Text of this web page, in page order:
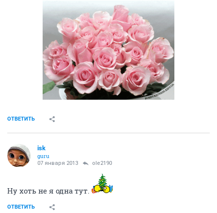
ОТВЕТИТЬ
isk
guru
07 января 2013 ole2190
Ну хоть не я одна тут.
ОТВЕТИТЬ